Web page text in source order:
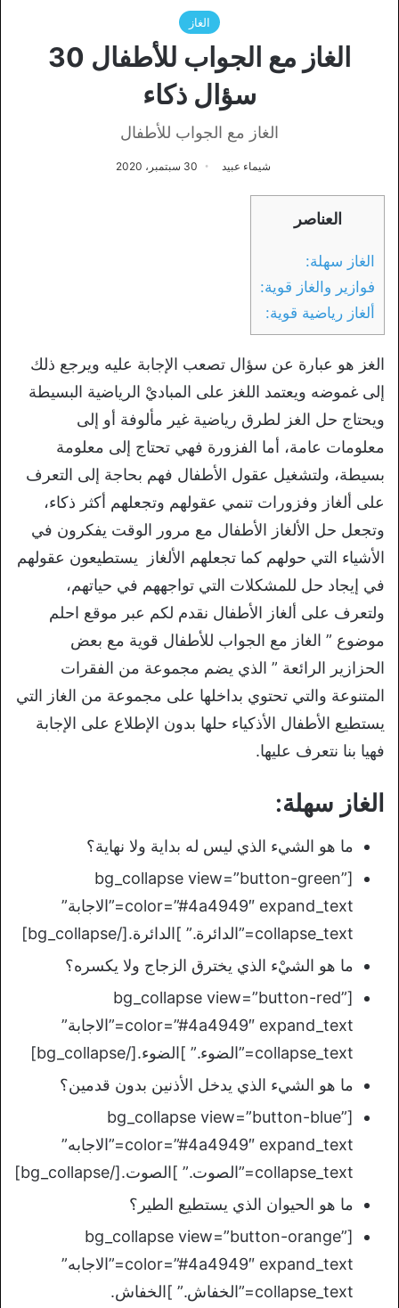
الغاز
الغاز مع الجواب للأطفال 30
سؤال ذكاء
الغاز مع الجواب للأطفال
شيماء عبيد 30 سبتمبر، 2020
العناصر
الغاز سهلة:
فوازير والغاز قوية:
ألغاز رياضية قوية:
الغز هو عبارة عن سؤال تصعب الإجابة عليه ويرجع ذلك
إلى غموضه ويعتمد اللغز على المباديْ الرياضية البسيطة
ويحتاج حل الغز لطرق رياضية غير مألوفة أو إلى
معلومات عامة، أما الفزورة فهي تحتاج إلى معلومة
بسيطة، ولتشغيل عقول الأطفال فهم بحاجة إلى التعرف
على ألغاز وفزورات تنمي عقولهم وتجعلهم أكثر ذكاء،
وتجعل حل الألغاز الأطفال مع مرور الوقت يفكرون في
الأشياء التي حولهم كما تجعلهم الألغاز يستطيعون عقولهم
في إيجاد حل للمشكلات التي تواجههم في حياتهم،
ولتعرف على ألغاز الأطفال نقدم لكم عبر موقع احلم
موضوع ” الغاز مع الجواب للأطفال قوية مع بعض
الحزازير الرائعة ” الذي يضم مجموعة من الفقرات
المتنوعة والتي تحتوي بداخلها على مجموعة من الغاز التي
يستطيع الأطفال الأذكياء حلها بدون الإطلاع على الإجابة
فهيا بنا نتعرف عليها.
الغاز سهلة:
ما هو الشيء الذي ليس له بداية ولا نهاية؟
[bg_collapse view=”button-green”
color=”#4a4949″ expand_text=”الاجابة”
collapse_text=”الدائرة.” ]الدائرة.[/bg_collapse]
ما هو الشيْء الذي يخترق الزجاج ولا يكسره؟
[bg_collapse view=”button-red”
color=”#4a4949″ expand_text=”الاجابة”
collapse_text=”الضوء.” ]الضوء.[/bg_collapse]
ما هو الشيء الذي يدخل الأذنين بدون قدمين؟
[bg_collapse view=”button-blue”
color=”#4a4949″ expand_text=”الاجابه”
collapse_text=”الصوت.” ]الصوت.[/bg_collapse]
ما هو الحيوان الذي يستطيع الطير؟
[bg_collapse view=”button-orange”
color=”#4a4949″ expand_text=”الاجابه”
collapse_text=”الخفاش.” ]الخفاش.